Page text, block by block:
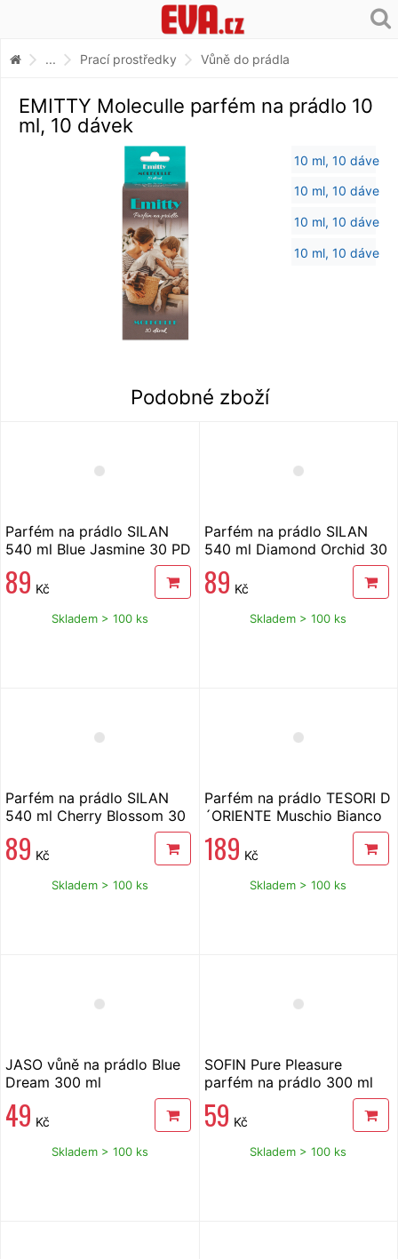
... Prací prostředky Vůně do prádla
EMITTY Moleculle parfém na prádlo 10
ml, 10 dávek
Podobné zboží
Parfém na prádlo SILAN
540 ml Blue Jasmine 30 PD
89 Kč
Skladem > 100 ks
Parfém na prádlo SILAN
540 ml Diamond Orchid 30
89 Kč
Skladem > 100 ks
Parfém na prádlo SILAN
540 ml Cherry Blossom 30
89 Kč
Skladem > 100 ks
Parfém na prádlo TESORI D
´ORIENTE Muschio Bianco
189 Kč
Skladem > 100 ks
JASO vůně na prádlo Blue
Dream 300 ml
49 Kč
Skladem > 100 ks
SOFIN Pure Pleasure
parfém na prádlo 300 ml
59 Kč
Skladem > 100 ks